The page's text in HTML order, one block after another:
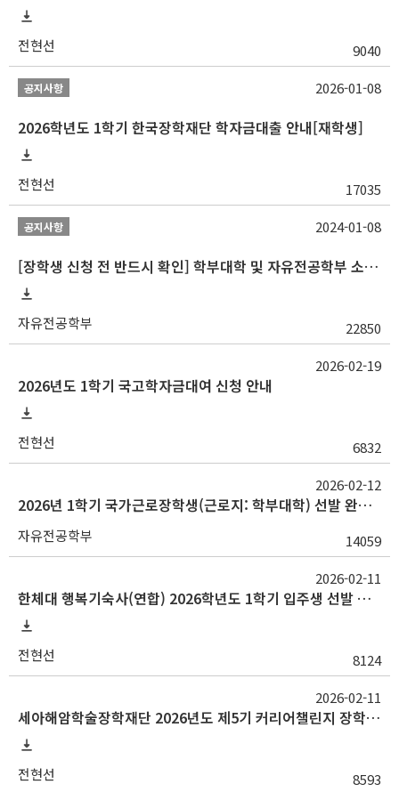
전현선 9040
공지사항
2026학년도 1학기 한국장학재단 학자금대출 안내[재학생]
전현선 17035
2026-01-08
공지사항
[장학생 신청 전 반드시 확인] 학부대학 및 자유전공학부 소속 학생 장학 통합 공지사항
자유전공학부 22850
2024-01-08
2026년도 1학기 국고학자금대여 신청 안내
전현선 6832
2026-02-19
2026년 1학기 국가근로장학생(근로지: 학부대학) 선발 완료 안내
자유전공학부 14059
2026-02-12
한체대 행복기숙사(연합) 2026학년도 1학기 입주생 선발 안내
전현선 8124
2026-02-11
세아해암학술장학재단 2026년도 제5기 커리어챌린지 장학생 모집 안내
전현선 8593
2026-02-11